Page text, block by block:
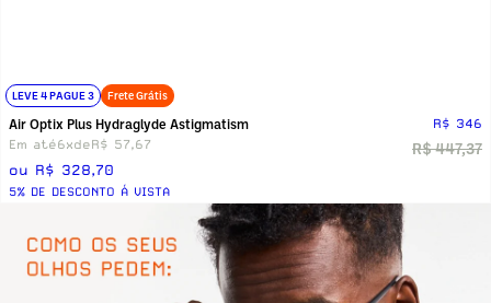
LEVE 4 PAGUE 3 Frete Grátis
Air Optix Plus Hydraglyde Astigmatism
R$ 346
Em até6xdeR$ 57,67
ou R$ 328,70
5% DE DESCONTO Á VISTA
R$ 447,37